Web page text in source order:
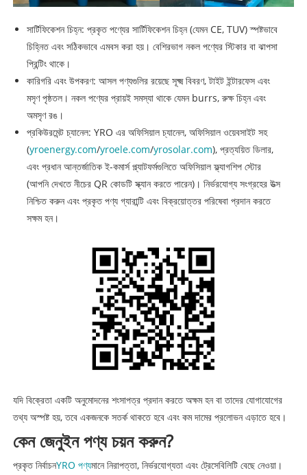
সার্টিফিকেশন চিহ্ন: প্রকৃত পণ্যের সার্টিফিকেশন চিহ্ন (যেমন CE, TUV) স্পষ্টভাবে
চিহ্নিত এবং সঠিকভাবে এমবস করা হয়। বেশিরভাগ নকল পণ্যের স্টিকার বা ঝাপসা
প্রিন্টিং থাকে।
কারিগরি এবং উপকরণ: আসল পণ্যগুলির রয়েছে সূক্ষ্ম বিবরণ, টাইট ইন্টারফেস এবং
মসৃণ পৃষ্ঠতল। নকল পণ্যের প্রায়ই সমস্যা থাকে যেমন burrs, রুক্ষ চিহ্ন এবং
অমসৃণ রঙ।
প্রকিউরমেন্ট চ্যানেল: YRO এর অফিসিয়াল চ্যানেল, অফিসিয়াল ওয়েবসাইট সহ
(yroenergy.com/yroele.com/yrosolar.com), প্রত্যয়িত ডিলার,
এবং প্রধান আন্তর্জাতিক ই-কমার্স প্ল্যাটফর্মগুলিতে অফিসিয়াল ফ্ল্যাগশিপ স্টোর
(আপনি দেখতে নীচের QR কোডটি স্ক্যান করতে পারেন)। নির্ভরযোগ্য সংগ্রহের উত্স
নিশ্চিত করুন এবং প্রকৃত পণ্য গ্যারান্টি এবং বিক্রয়োত্তর পরিষেবা প্রদান করতে
সক্ষম হন।
যদি বিক্রেতা একটি অনুমোদনের শংসাপত্র প্রদান করতে অক্ষম হন বা তাদের যোগাযোগের
তথ্য অস্পষ্ট হয়, তবে একজনকে সতর্ক থাকতে হবে এবং কম দামের প্রলোভন এড়াতে হবে।
কেন জেনুইন পণ্য চয়ন করুন?
প্রকৃত নির্বাচনYRO পণ্যমানে নিরাপত্তা, নির্ভরযোগ্যতা এবং ট্রেসেবিলিটি বেছে নেওয়া।